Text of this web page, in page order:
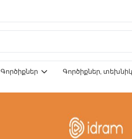
Գործիքներ Գործիքներ,